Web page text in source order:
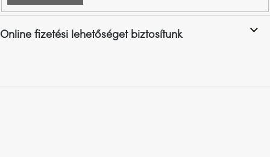
részlet,
nagy
gyűjtemény
Online fizetési lehetőséget biztosítunk